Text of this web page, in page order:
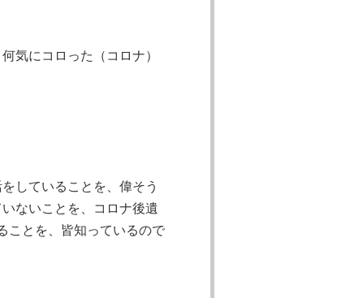
気にコロった（コロナ）
していることを、偉そう
ないことを、コロナ後遺
ことを、皆知っているので